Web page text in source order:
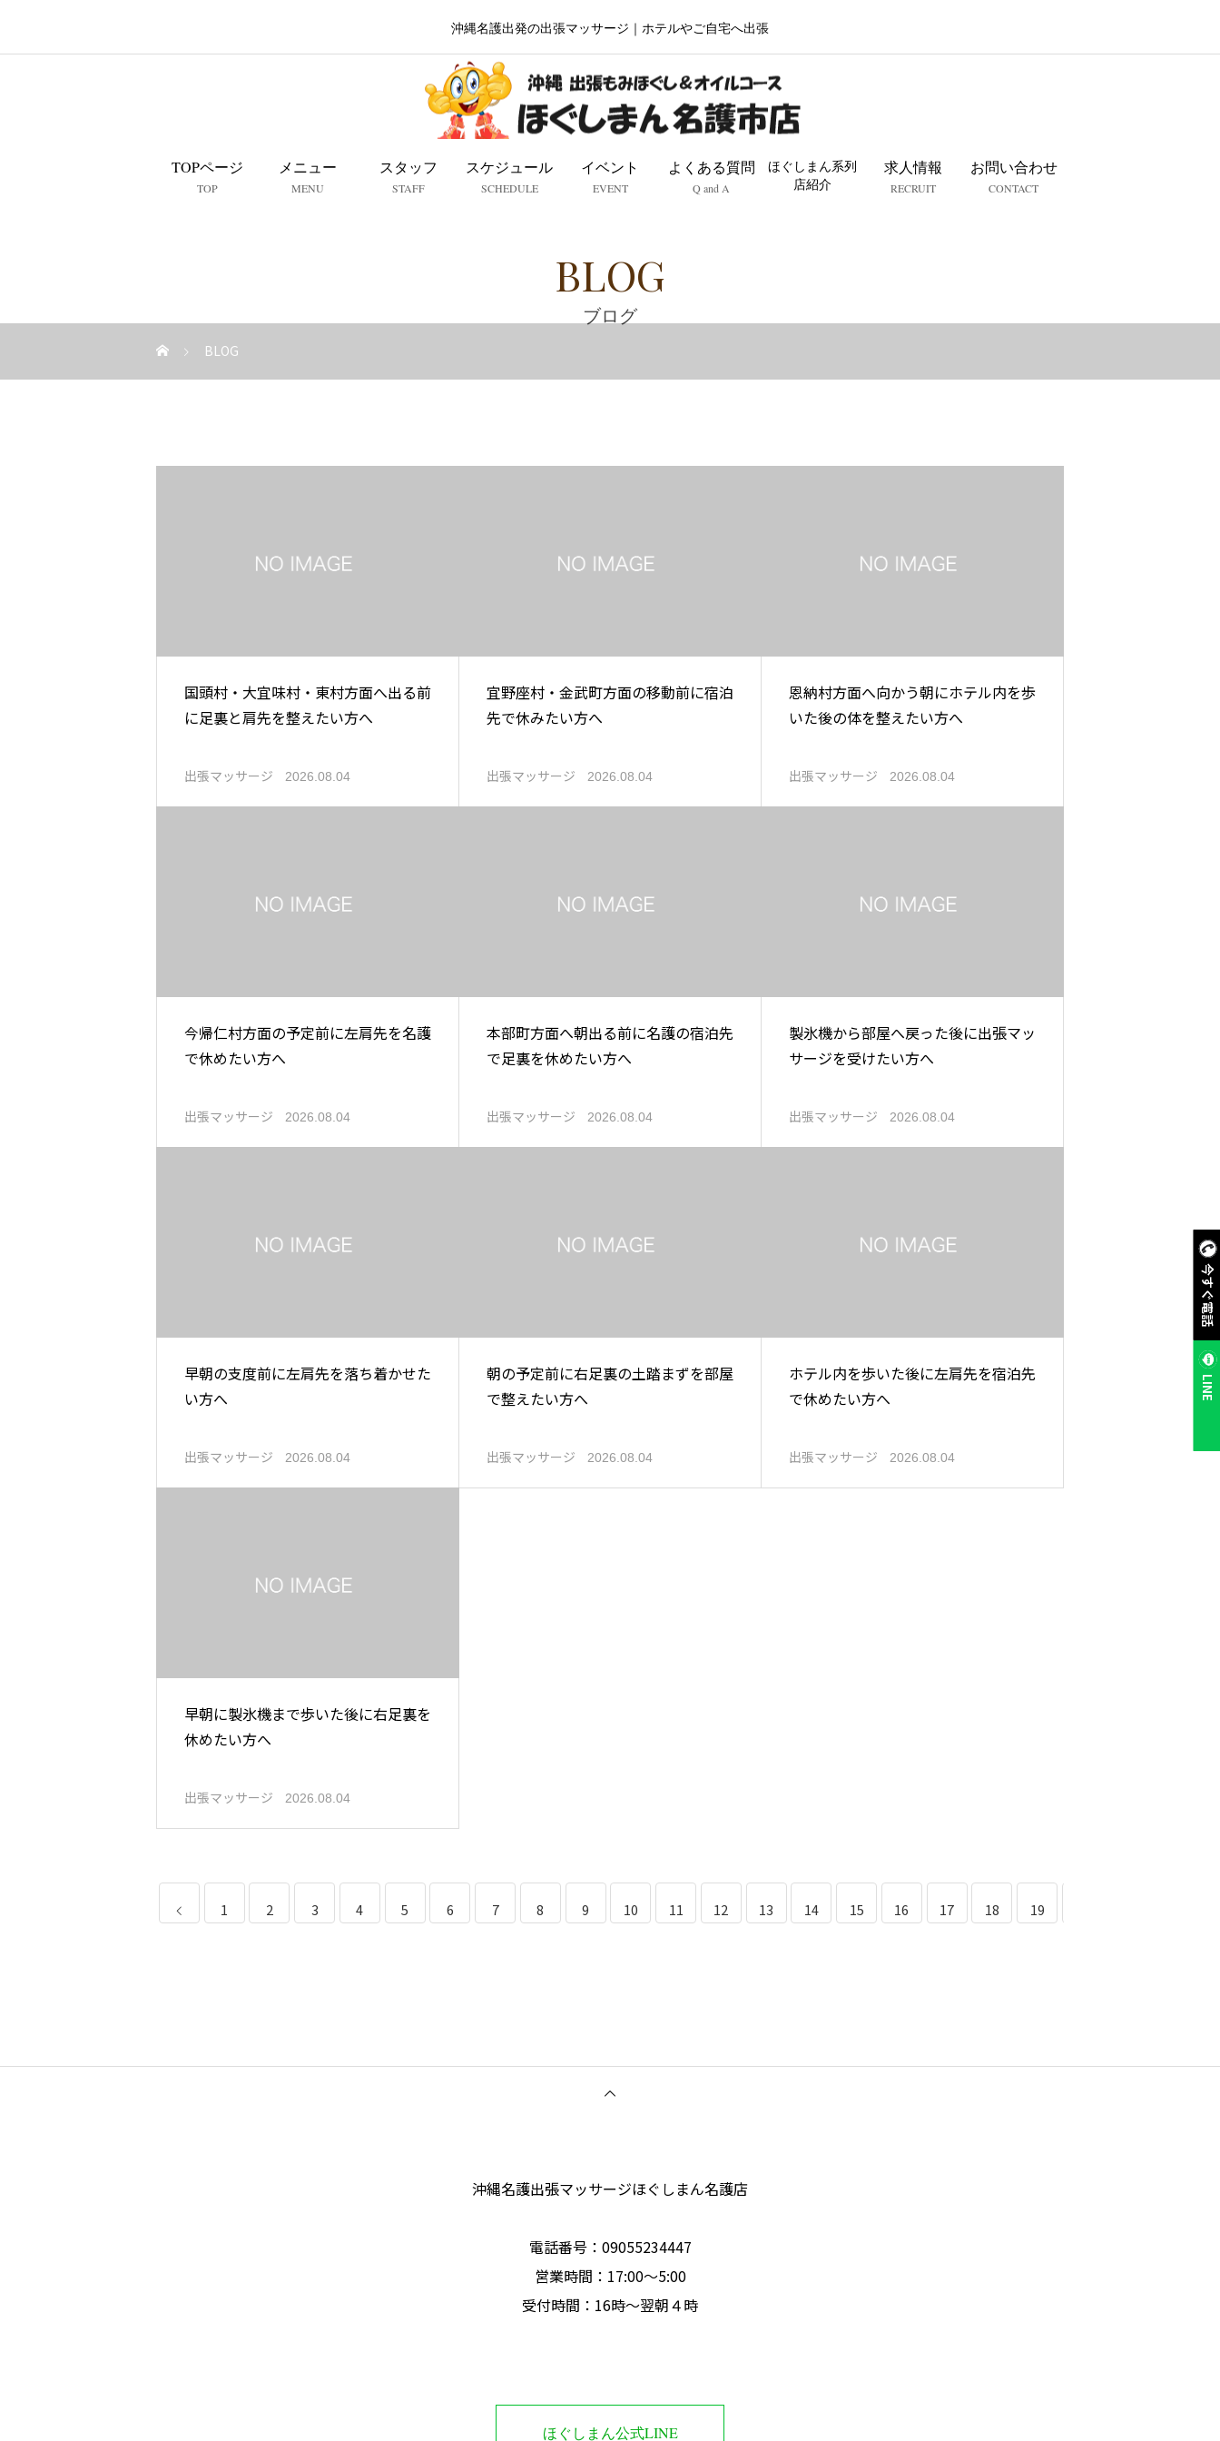
今すぐ電話
LINE
沖縄名護出発の出張マッサージ｜ホテルやご自宅へ出張
TOPページ
TOP
メニュー
MENU
スタッフ
STAFF
スケジュール
SCHEDULE
イベント
EVENT
よくある質問
Q and A
ほぐしまん系列
店紹介
求人情報
RECRUIT
お問い合わせ
CONTACT
BLOG
ブログ
BLOG
国頭村・大宜味村・東村方面へ出る前
に足裏と肩先を整えたい方へ
出張マッサージ 2026.08.04
宜野座村・金武町方面の移動前に宿泊
先で休みたい方へ
出張マッサージ 2026.08.04
恩納村方面へ向かう朝にホテル内を歩
いた後の体を整えたい方へ
出張マッサージ 2026.08.04
今帰仁村方面の予定前に左肩先を名護
で休めたい方へ
出張マッサージ 2026.08.04
本部町方面へ朝出る前に名護の宿泊先
で足裏を休めたい方へ
出張マッサージ 2026.08.04
製氷機から部屋へ戻った後に出張マッ
サージを受けたい方へ
出張マッサージ 2026.08.04
早朝の支度前に左肩先を落ち着かせた
い方へ
出張マッサージ 2026.08.04
朝の予定前に右足裏の土踏まずを部屋
で整えたい方へ
出張マッサージ 2026.08.04
ホテル内を歩いた後に左肩先を宿泊先
で休めたい方へ
出張マッサージ 2026.08.04
早朝に製氷機まで歩いた後に右足裏を
休めたい方へ
出張マッサージ 2026.08.04
1 2 3 4 5 6 7 8 9 10 11 12 13 14 15 16 17 18 19
沖縄名護出張マッサージほぐしまん名護店
電話番号‭：09055234447
営業時間：17:00～5:00
受付時間：16時〜翌朝４時
ほぐしまん公式LINE